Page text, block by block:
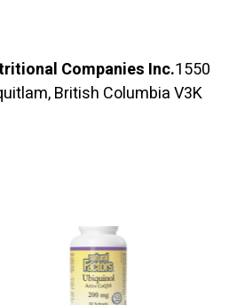
Companies Inc.1550
British Columbia V3K